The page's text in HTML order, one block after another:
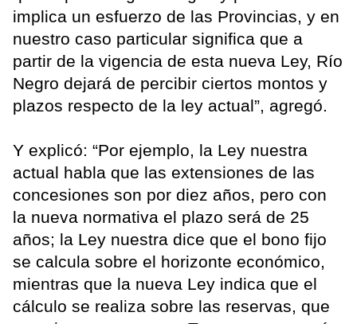
implica un esfuerzo de las Provincias, y en
nuestro caso particular significa que a
partir de la vigencia de esta nueva Ley, Río
Negro dejará de percibir ciertos montos y
plazos respecto de la ley actual”, agregó.
Y explicó: “Por ejemplo, la Ley nuestra
actual habla que las extensiones de las
concesiones son por diez años, pero con
la nueva normativa el plazo será de 25
años; la Ley nuestra dice que el bono fijo
se calcula sobre el horizonte económico,
mientras que la nueva Ley indica que el
cálculo se realiza sobre las reservas, que